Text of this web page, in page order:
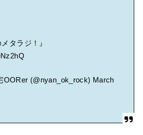
タラジ！』
(@nyan_ok_rock) March